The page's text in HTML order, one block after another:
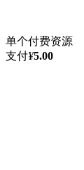
单个付费资源
支付¥5.00